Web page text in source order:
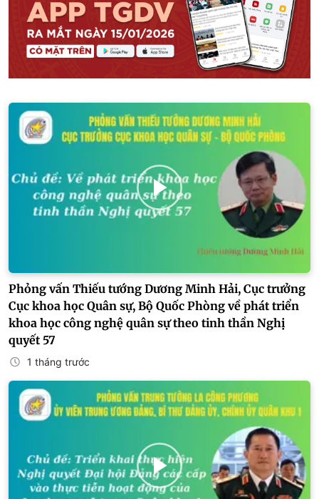
Phỏng vấn Thiếu tướng Dương Minh Hải, Cục trưởng
Cục khoa học Quân sự, Bộ Quốc Phòng về phát triển
khoa học công nghệ quân sự theo tinh thần Nghị
quyết 57
1 tháng trước